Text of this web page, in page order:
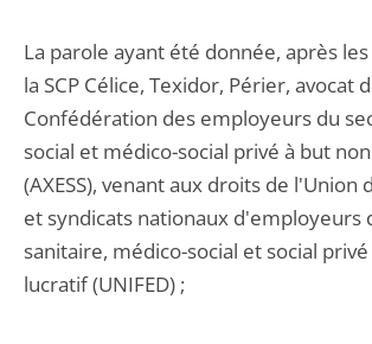
La parole ayant été donnée, après
la SCP Célice, Texidor, Périer, avocat
Confédération des employeurs du
social et médico-social privé à but
(AXESS), venant aux droits de l'Union
et syndicats nationaux d'employeurs
sanitaire, médico-social et social
lucratif (UNIFED) ;